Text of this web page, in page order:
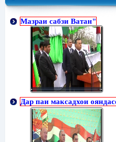
Мазраи сабзи Ватан"
Дар паи максадхои